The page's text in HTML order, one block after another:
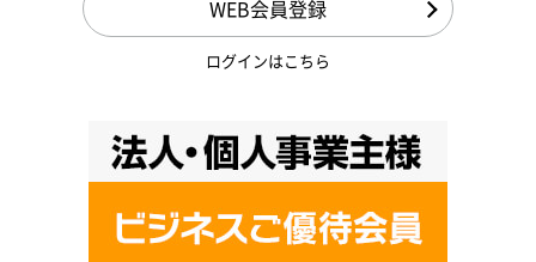
WEB会員登録
ログインはこちら